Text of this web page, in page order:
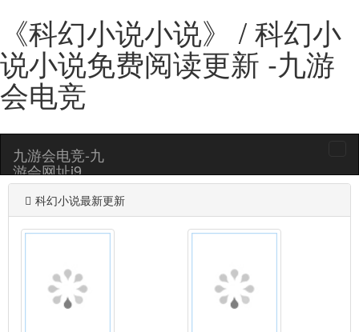
《科幻小说小说》 / 科幻小
说小说免费阅读更新 -九游
会电竞
九游会电竞-九
游会网址j9
科幻小说最新更新